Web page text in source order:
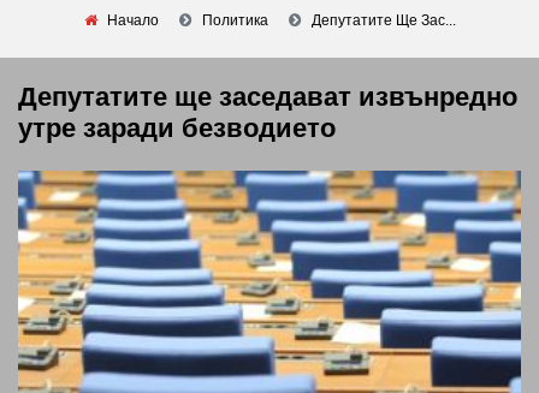
Начало Политика Депутатите Ще Зас...
Депутатите ще заседават извънредно
утре заради безводието